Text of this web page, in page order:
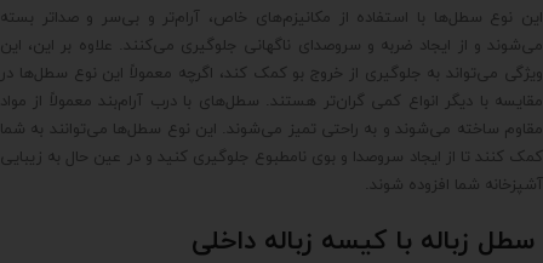
این نوع سطل‌ها با استفاده از مکانیزم‌های خاص، آرام‌تر و بی‌سر و صداتر بسته
می‌شوند و از ایجاد ضربه و سروصدای ناگهانی جلوگیری می‌کنند. علاوه بر این، این
ویژگی می‌تواند به جلوگیری از خروج بو کمک کند، اگرچه معمولاً این نوع سطل‌ها در
مقایسه با دیگر انواع کمی گران‌تر هستند. سطل‌های با درب آرام‌بند معمولاً از مواد
مقاوم ساخته می‌شوند و به راحتی تمیز می‌شوند. این نوع سطل‌ها می‌توانند به شما
کمک کنند تا از ایجاد سروصدا و بوی نامطبوع جلوگیری کنید و در عین حال به زیبایی
آشپزخانه شما افزوده شوند.
سطل زباله با کیسه زباله داخلی